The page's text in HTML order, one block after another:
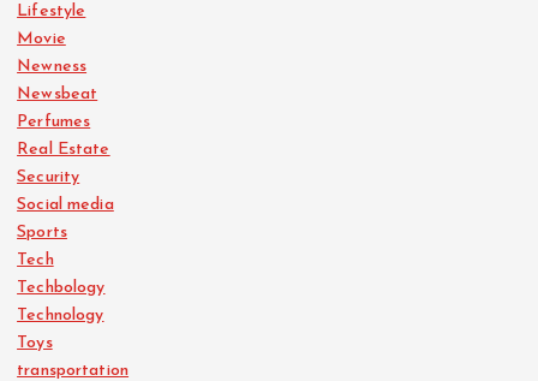
Lifestyle
Movie
Newness
Newsbeat
Perfumes
Real Estate
Security
Social media
Sports
Tech
Techbology
Technology
Toys
transportation